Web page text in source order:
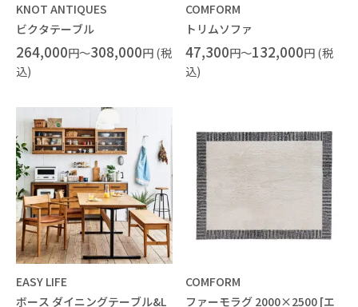
KNOT ANTIQUES
ビクタテーブル
264,000円～308,000円 (税
込)
COMFORM
トリムソファ
47,300円～132,000円 (税
込)
EASY LIFE
ボース ダイニングテーブル&L
COMFORM
ファーモラグ 2000×2500 [エ